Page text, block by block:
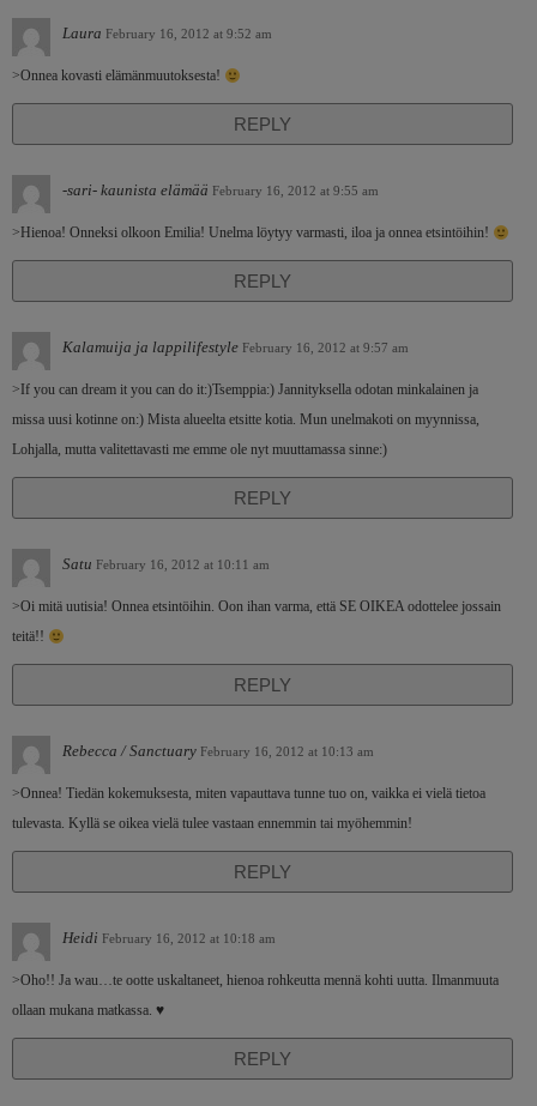
Laura February 16, 2012 at 9:52 am
>Onnea kovasti elämänmuutoksesta!
REPLY
-sari- kaunista elämää February 16, 2012 at 9:55 am
>Hienoa! Onneksi olkoon Emilia! Unelma löytyy varmasti, iloa ja onnea etsintöihin!
REPLY
Kalamuija ja lappilifestyle February 16, 2012 at 9:57 am
>If you can dream it you can do it:)Tsemppia:) Jannityksella odotan minkalainen ja
missa uusi kotinne on:) Mista alueelta etsitte kotia. Mun unelmakoti on myynnissa,
Lohjalla, mutta valitettavasti me emme ole nyt muuttamassa sinne:)
REPLY
Satu February 16, 2012 at 10:11 am
>Oi mitä uutisia! Onnea etsintöihin. Oon ihan varma, että SE OIKEA odottelee jossain
teitä!!
REPLY
Rebecca / Sanctuary February 16, 2012 at 10:13 am
>Onnea! Tiedän kokemuksesta, miten vapauttava tunne tuo on, vaikka ei vielä tietoa
tulevasta. Kyllä se oikea vielä tulee vastaan ennemmin tai myöhemmin!
REPLY
Heidi February 16, 2012 at 10:18 am
>Oho!! Ja wau…te ootte uskaltaneet, hienoa rohkeutta mennä kohti uutta. Ilmanmuuta
ollaan mukana matkassa. ♥
REPLY